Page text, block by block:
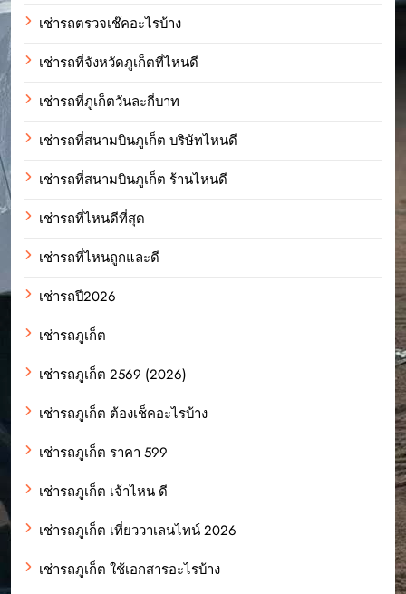
เช่ารถตรวจเช๊คอะไรบ้าง
เช่ารถที่จังหวัดภูเก็ตที่ไหนดี
เช่ารถที่ภูเก็ตวันละกี่บาท
เช่ารถที่สนามบินภูเก็ต บริษัทไหนดี
เช่ารถที่สนามบินภูเก็ต ร้านไหนดี
เช่ารถที่ไหนดีที่สุด
เช่ารถที่ไหนถูกและดี
เช่ารถปี2026
เช่ารถภูเก็ต
เช่ารถภูเก็ต 2569 (2026)
เช่ารถภูเก็ต ต้องเช็คอะไรบ้าง
เช่ารถภูเก็ต ราคา 599
เช่ารถภูเก็ต เจ้าไหน ดี
เช่ารถภูเก็ต เที่ยววาเลนไทน์ 2026
เช่ารถภูเก็ต ใช้เอกสารอะไรบ้าง